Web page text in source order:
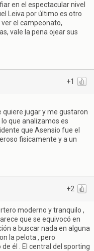
en el espectacular nivel
Leiva por último es otro
el campeonato,
vale la pena ojear sus
+1
quiere jugar y me gustaron
que analizamos es
que Asensio fue el
fisicamente y a un
+2
moderno y tranquilo ,
que se equivocó en
a buscar nada en alguna
la pelota , pero
él . El central del sporting